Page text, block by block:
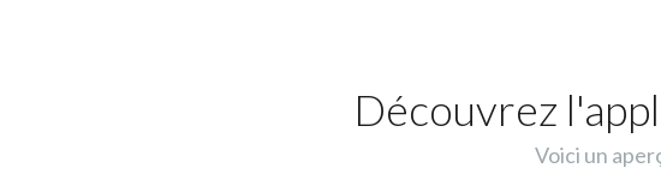
Découvrez
Voici un